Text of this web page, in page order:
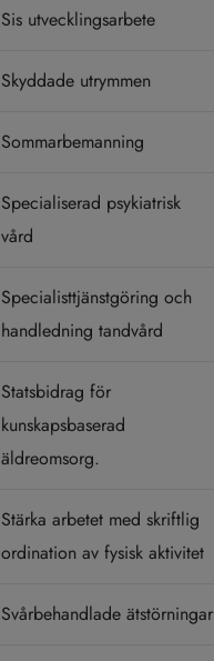
Sis utvecklingsarbete
Skyddade utrymmen
Sommarbemanning
Specialiserad psykiatrisk
vård
Specialisttjänstgöring och
handledning tandvård
Statsbidrag för
kunskapsbaserad
äldreomsorg.
Stärka arbetet med skriftlig
ordination av fysisk aktivitet
Svårbehandlade ätstörningar